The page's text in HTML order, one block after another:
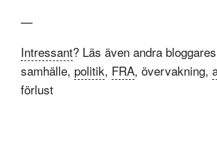
—
Intressant? Läs även andra
samhälle, politik, FRA, övervakning,
förlust